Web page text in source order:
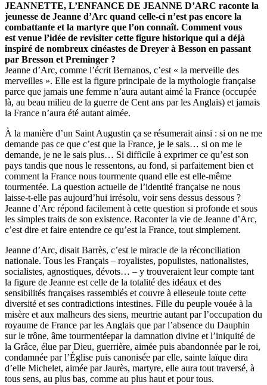
JEANNETTE, L’ENFANCE DE JEANNE D’ARC raconte la
jeunesse de Jeanne d’Arc quand celle-ci n’est pas encore la
combattante et la martyre que l’on connaît. Comment vous
est venue l’idée de revisiter cette figure historique qui a déjà
inspiré de nombreux cinéastes de Dreyer à Besson en passant
par Bresson et Preminger ?
Jeanne d’Arc, comme l’écrit Bernanos, c’est « la merveille des
merveilles ». Elle est la figure principale de la mythologie française
parce que jamais une femme n’aura autant aimé la France (occupée
là, au beau milieu de la guerre de Cent ans par les Anglais) et jamais
la France n’aura été autant aimée.
À la manière d’un Saint Augustin ça se résumerait ainsi : si on ne me
demande pas ce que c’est que la France, je le sais… si on me le
demande, je ne le sais plus… Si difficile à exprimer ce qu’est son
pays tandis que nous le ressentons, au fond, si parfaitement bien et
comment la France nous tourmente quand elle est elle-même
tourmentée. La question actuelle de l’identité française ne nous
laisse-t-elle pas aujourd’hui irrésolu, voir sens dessus dessous ?
Jeanne d’Arc répond facilement à cette question si profonde et sous
les simples traits de son existence. Raconter la vie de Jeanne d’Arc,
c’est dire et faire entendre ce qu’est la France, tout simplement.
Jeanne d’Arc, disait Barrès, c’est le miracle de la réconciliation
nationale. Tous les Français – royalistes, populistes, nationalistes,
socialistes, agnostiques, dévots… – y trouveraient leur compte tant
la figure de Jeanne est celle de la totalité des idéaux et des
sensibilités françaises rassemblés et couvre à elleseule toute cette
diversité et ses contradictions intestines. Fille du peuple vouée à la
misère et aux malheurs des siens, meurtrie autant par l’occupation du
royaume de France par les Anglais que par l’absence du Dauphin
sur le trône, âme tourmentéepar la damnation divine et l’iniquité de
la Grâce, élue par Dieu, guerrière, aimée puis abandonnée par le roi,
condamnée par l’Église puis canonisée par elle, sainte laïque dira
d’elle Michelet, aimée par Jaurès, martyre, elle aura tout traversé, à
tous sens, au plus bas, comme au plus haut et pour tous.